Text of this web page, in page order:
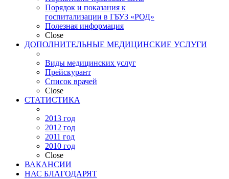
Порядок и показания к
госпитализации в ГБУЗ «РОД»
Полезная информация
Close
ДОПОЛНИТЕЛЬНЫЕ МЕДИЦИНСКИЕ УСЛУГИ
Виды медицинских услуг
Прейскурант
Список врачей
Close
СТАТИСТИКА
2013 год
2012 год
2011 год
2010 год
Close
ВАКАНСИИ
НАС БЛАГОДАРЯТ